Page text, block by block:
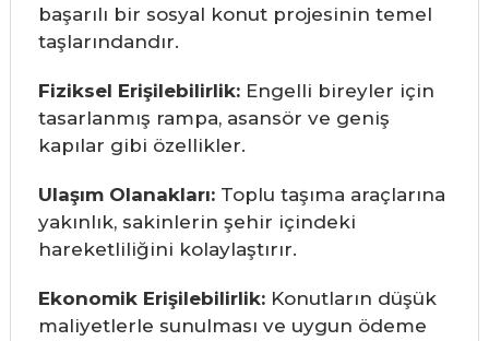
başarılı bir sosyal konut projesinin temel
taşlarındandır.
Fiziksel Erişilebilirlik:Engelli bireyler için
tasarlanmış rampa, asansör ve geniş
kapılar gibi özellikler.
Ulaşım Olanakları:Toplu taşıma araçlarına
yakınlık, sakinlerin şehir içindeki
hareketliliğini kolaylaştırır.
Ekonomik Erişilebilirlik:Konutların düşük
maliyetlerle sunulması ve uygun ödeme